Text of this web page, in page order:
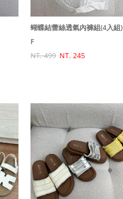
蝴蝶結蕾絲透氣內褲組(4入組)
F
NT. 499 NT. 245